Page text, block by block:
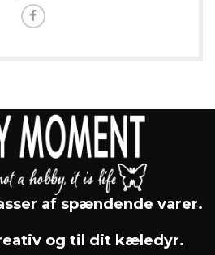
af spændende varer.
og til dit kæledyr.